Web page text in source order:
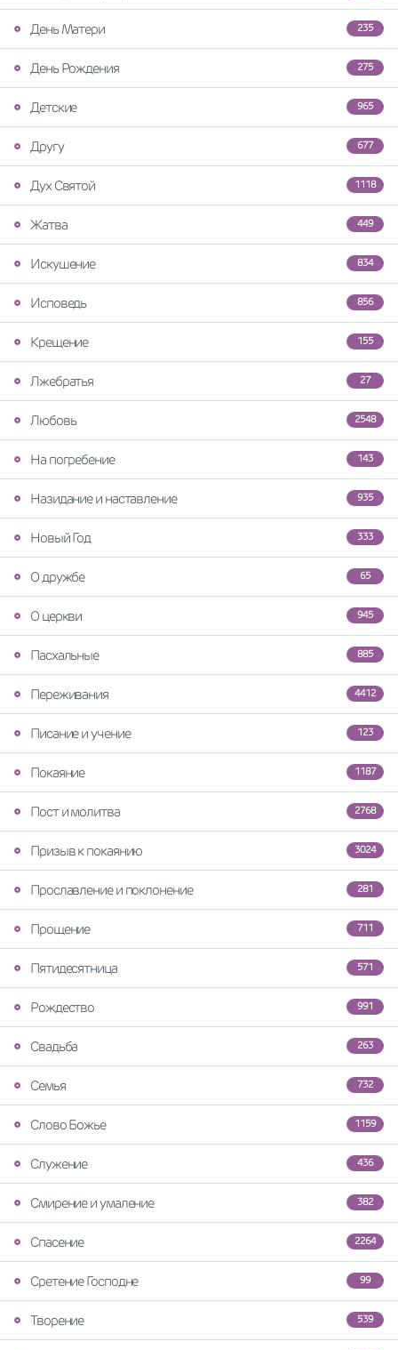
235
День Матери
275
День Рождения
965
Детские
677
Другу
1118
Дух Святой
449
Жатва
834
Искушение
856
Исповедь
155
Крещение
27
Лжебратья
2548
Любовь
143
На погребение
935
Назидание и наставление
333
Новый Год
65
О дружбе
945
О церкви
885
Пасхальные
4412
Переживания
123
Писание и учение
1187
Покаяние
2768
Пост и молитва
3024
Призыв к покаянию
281
Прославление и поклонение
711
Прощение
571
Пятидесятница
991
Рождество
263
Свадьба
732
Семья
1159
Слово Божье
436
Служение
382
Смирение и умаление
2264
Спасение
99
Сретение Господне
539
Творение